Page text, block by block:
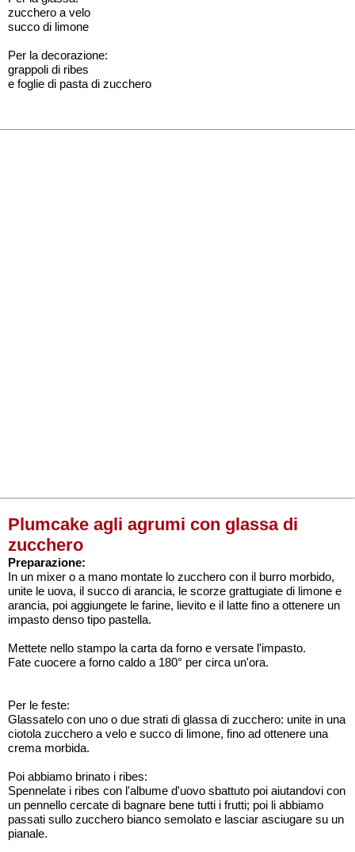
zucchero a velo
succo di limone
Per la decorazione:
grappoli di ribes
e foglie di pasta di zucchero
Plumcake agli agrumi con glassa di
zucchero
Preparazione:
In un mixer o a mano montate lo zucchero con il burro morbido,
unite le uova, il succo di arancia, le scorze grattugiate di limone e
arancia, poi aggiungete le farine, lievito e il latte fino a ottenere un
impasto denso tipo pastella.
Mettete nello stampo la carta da forno e versate l'impasto.
Fate cuocere a forno caldo a 180° per circa un'ora.
Per le feste:
Glassatelo con uno o due strati di glassa di zucchero: unite in una
ciotola zucchero a velo e succo di limone, fino ad ottenere una
crema morbida.
Poi abbiamo brinato i ribes:
Spennelate i ribes con l'albume d'uovo sbattuto poi aiutandovi con
un pennello cercate di bagnare bene tutti i frutti; poi li abbiamo
passati sullo zucchero bianco semolato e lasciar asciugare su un
pianale.